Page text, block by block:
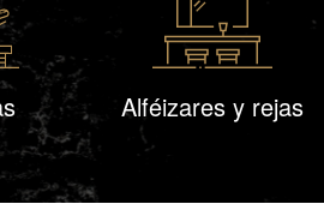
Alféizares y rejas